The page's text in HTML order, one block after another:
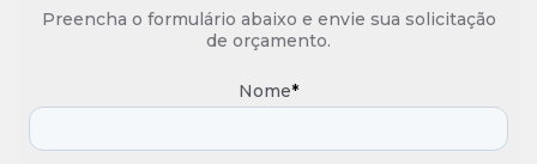
Preencha o formulário abaixo e envie sua solicitação
de orçamento.
Nome*